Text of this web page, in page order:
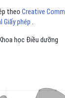
theo Creative
phép .
học Điều dưỡng